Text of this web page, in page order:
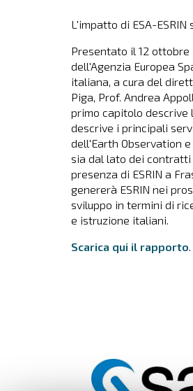
L'impatto di ESA-ESRIN
Presentato il 12 ottobre
dell'Agenzia Europea
italiana, a cura del
Piga, Prof. Andrea
primo capitolo descrive
descrive i principali
dell'Earth Observation
sia dal lato dei
presenza di ESRIN a
genererà ESRIN nei
sviluppo in termini di
e istruzione italiani.
Scarica qui il rapporto